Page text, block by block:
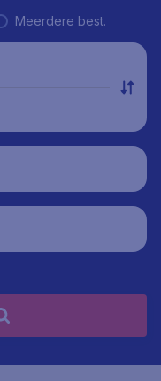
Meerdere best.